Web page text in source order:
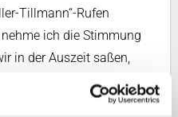
Tillmann“-Rufen
ich die Stimmung
in der Auszeit saßen,
– das war ziemlich cool“,